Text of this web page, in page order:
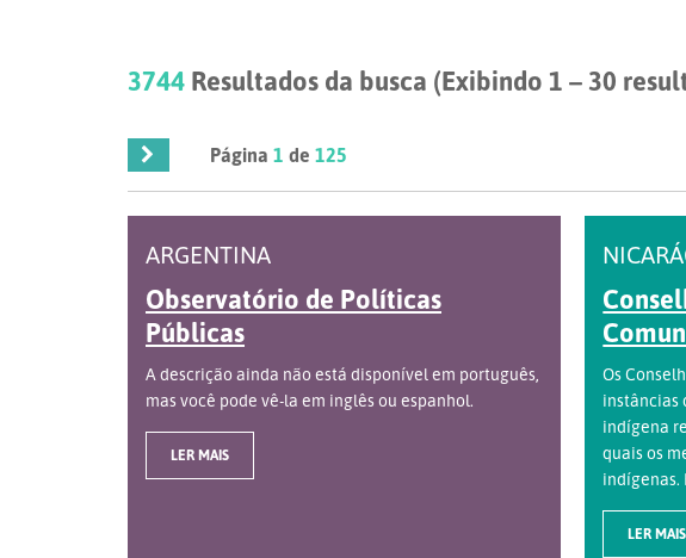
3744 Resultados da busca (Exibindo 1 – 30
Página1 de125
ARGENTINA
Observatório de Políticas
Públicas
A descrição ainda não está disponível em português,
mas você pode vê-la em inglês ou espanhol.
LER MAIS
Os
instâncias
indígena
quais os
indígenas.
LER MAIS